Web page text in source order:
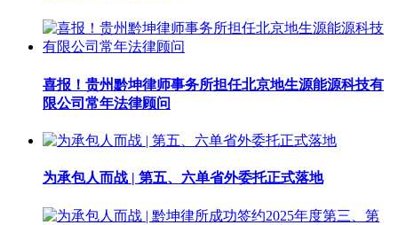
喜报！贵州黔坤律师事务所担任北京地生源能源科技有
限公司常年法律顾问
为承包人而战 | 第五、六单省外委托正式落地